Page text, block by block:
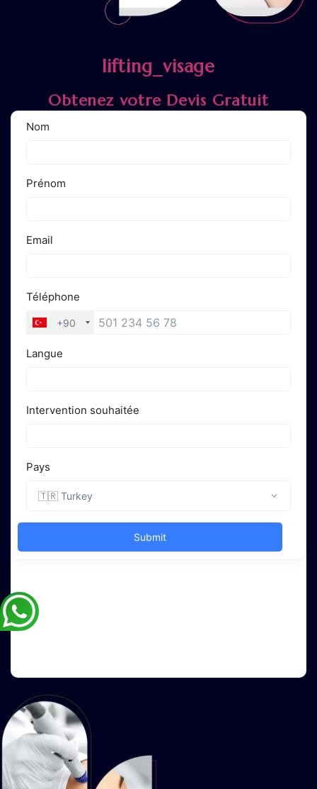
lifting_visage
Obtenez votre Devis Gratuit